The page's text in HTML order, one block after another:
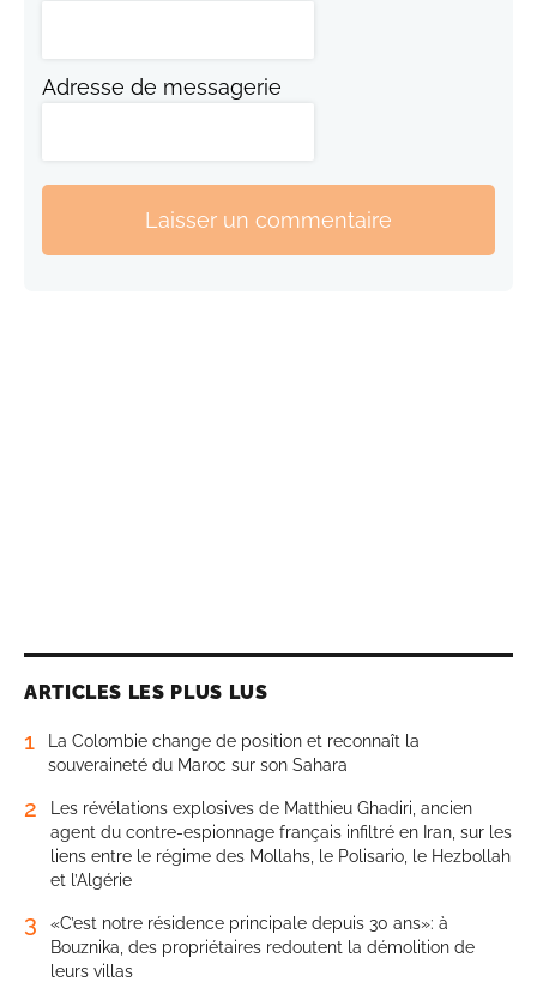
Adresse de messagerie
Laisser un commentaire
ARTICLES LES PLUS LUS
1
La Colombie change de position et reconnaît la
souveraineté du Maroc sur son Sahara
2
Les révélations explosives de Matthieu Ghadiri, ancien
agent du contre-espionnage français infiltré en Iran, sur les
liens entre le régime des Mollahs, le Polisario, le Hezbollah
et l’Algérie
3
«C’est notre résidence principale depuis 30 ans»: à
Bouznika, des propriétaires redoutent la démolition de
leurs villas